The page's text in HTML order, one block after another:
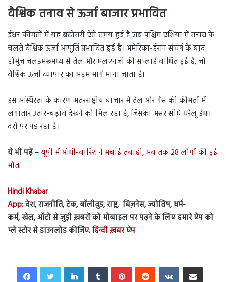
वैश्विक तनाव से ऊर्जा बाजार प्रभावित
ईंधन कीमतों में यह बढ़ोतरी ऐसे समय हुई है जब पश्चिम एशिया में तनाव के
चलते वैश्विक ऊर्जा आपूर्ति प्रभावित हुई है। अमेरिका-ईरान संघर्ष के बाद
होर्मुज जलडमरूमध्य से तेल और एलएनजी की सप्लाई बाधित हुई है, जो
वैश्विक ऊर्जा व्यापार का अहम मार्ग माना जाता है।
इस अस्थिरता के कारण अंतरराष्ट्रीय बाजार में तेल और गैस की कीमतों में
लगातार उतार-चढ़ाव देखने को मिल रहा है, जिसका असर सीधे घरेलू ईंधन
दरों पर पड़ रहा है।
ये भी पढ़ें –यूपी में आंधी-बारिश ने मचाई तबाही, अब तक 28 लोगों की हुई
मौत
Hindi Khabar
App:देश, राजनीति, टेक, बॉलीवुड, राष्ट्र, बिज़नेस, ज्योतिष, धर्म-
कर्म, खेल, ऑटो से जुड़ी ख़बरों को मोबाइल पर पढ़ने के लिए हमारे ऐप को
प्ले स्टोर से डाउनलोड कीजिए.हिन्दी ख़बर ऐप
LinkedInTumblr PinterestReddit VKontakteShare via Email